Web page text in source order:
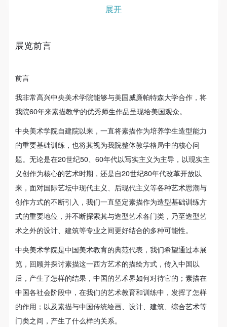
展览组织：王璜生、丛志远、克里斯汀·伊万格丽斯塔
展开
展览前言
前言
我非常高兴中央美术学院能够与美国威廉帕特森大学合作，将
我院60年来素描教学的优秀师生作品呈现给美国观众。
中央美术学院自建院以来，一直将素描作为培养学生造型能力
的重要基础训练，也将其视为我院整体教学格局中的核心问
题。无论是在20世纪50、60年代以写实主义为主导，以现实主
义创作为核心的艺术时期，还是自20世纪80年代改革开放以
来，面对国际艺坛中现代主义、后现代主义等各种艺术思潮与
创作方式的不断引入，我们一直坚定素描作为造型基础训练方
式的重要地位，并不断探索其与造型艺术各门类，乃至造型艺
术之外的设计、建筑等专业之间更好结合的多种可能性。
中央美术学院是中国美术教育的典范代表，我们希望通过本展
览，回顾并探讨素描这一西方艺术的描绘方式，传入中国以
后，产生了怎样的结果，中国的艺术界如何对待它的；素描在
中国各社会阶段中，在我们的艺术教育和训练中，发挥了怎样
的作用；以及素描与中国传统绘画、设计、建筑、综合艺术等
门类之间，产生了什么样的关系。
身不承担任何法律责任和经济责任。参加本次活动者
参加活动者在此次活动期间应主动遵守美术馆活动秩
衍生品的安全。活动中一旦因个人原因造成美术馆场
地、空间、艺术品、衍生品等受到不同程度的损失、
破坏。活动中任何非事故当事人及美术馆将不承担相
文、组织规定进行协商和赔偿。并追究相应的法律责
任和经济责任。
第六条
参与活动者在参与活动时应当在美术馆工作人员及活
动导师、教师指导下进行，并正确的使用活动中所涉
及到的绘画工具、创作材料及配套设备、设施，若参
与者因个人原因在使用相应绘画工具、创作材料及配
套设备、设施造成个人受伤、伤害他人及造成相应工
具、材料、设备或设施的故障或损坏。参与活动者应
当承当相应的全部责任，并主动赔偿相应的经济损
失。活动中任何非事故当事人及美术馆将不承担人身
事故的任何责任。
中央美术学院美术馆肖像权许可使用协议
根据《中华人民共和国广告法》、《中华人民共和国
身不承担任何法律责任和经济责任。参加本次活动者
参加活动者在此次活动期间应主动遵守美术馆活动秩
衍生品的安全。活动中一旦因个人原因造成美术馆场
地、空间、艺术品、衍生品等受到不同程度的损失、
破坏。活动中任何非事故当事人及美术馆将不承担相
文、组织规定进行协商和赔偿。并追究相应的法律责
任和经济责任。
第六条
参与活动者在参与活动时应当在美术馆工作人员及活
动导师、教师指导下进行，并正确的使用活动中所涉
及到的绘画工具、创作材料及配套设备、设施，若参
与者因个人原因在使用相应绘画工具、创作材料及配
套设备、设施造成个人受伤、伤害他人及造成相应工
具、材料、设备或设施的故障或损坏。参与活动者应
当承当相应的全部责任，并主动赔偿相应的经济损
失。活动中任何非事故当事人及美术馆将不承担人身
事故的任何责任。
中央美术学院美术馆肖像权许可使用协议
根据《中华人民共和国广告法》、《中华人民共和国
身不承担任何法律责任和经济责任。参加本次活动者
参加活动者在此次活动期间应主动遵守美术馆活动秩
衍生品的安全。活动中一旦因个人原因造成美术馆场
地、空间、艺术品、衍生品等受到不同程度的损失、
破坏。活动中任何非事故当事人及美术馆将不承担相
文、组织规定进行协商和赔偿。并追究相应的法律责
任和经济责任。
第六条
参与活动者在参与活动时应当在美术馆工作人员及活
动导师、教师指导下进行，并正确的使用活动中所涉
及到的绘画工具、创作材料及配套设备、设施，若参
与者因个人原因在使用相应绘画工具、创作材料及配
套设备、设施造成个人受伤、伤害他人及造成相应工
具、材料、设备或设施的故障或损坏。参与活动者应
当承当相应的全部责任，并主动赔偿相应的经济损
失。活动中任何非事故当事人及美术馆将不承担人身
事故的任何责任。
中央美术学院美术馆肖像权许可使用协议
根据《中华人民共和国广告法》、《中华人民共和国